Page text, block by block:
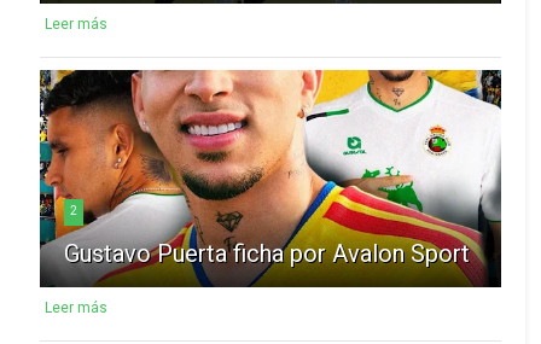
Leer más
2
Gustavo Puerta ficha por Avalon Sport
Leer más